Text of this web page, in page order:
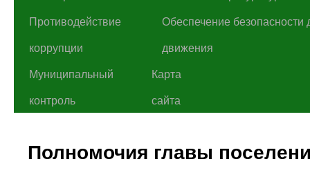
Противодействие
коррупции
Обеспечение безопасности
движения
Муниципальный
контроль
Карта
сайта
Полномочия главы